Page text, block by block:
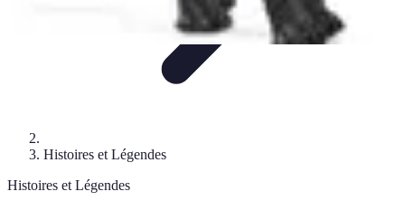
Histoires et Légendes
Histoires et Légendes